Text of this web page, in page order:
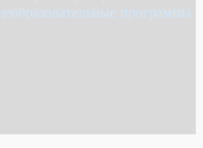
программы